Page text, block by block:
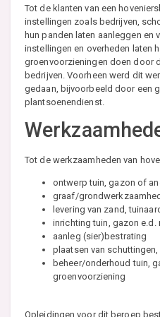
Tot de klanten van een
instellingen zoals bedrijven,
hun panden laten aanleggen en
instellingen en overheden laten
groenvoorzieningen doen door
bedrijven. Voorheen werd dit
gedaan, bijvoorbeeld door een
plantsoenendienst.
Tot de werkzaamheden van
ontwerp tuin, gazon of
graaf/
levering van zand,
inrichting tuin, gazon e.d.
aanleg (sier)bestrating
plaatsen van
beheer/onderhoud tuin,
groenvoorziening
Opleidingen voor dit beroep